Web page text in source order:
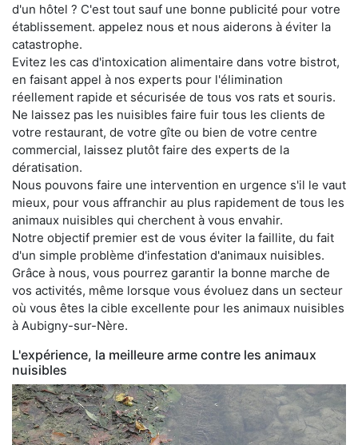
d'un hôtel ? C'est tout sauf une bonne publicité pour votre
établissement. appelez nous et nous aiderons à éviter la
catastrophe.
Evitez les cas d'intoxication alimentaire dans votre bistrot,
en faisant appel à nos experts pour l'élimination
réellement rapide et sécurisée de tous vos rats et souris.
Ne laissez pas les nuisibles faire fuir tous les clients de
votre restaurant, de votre gîte ou bien de votre centre
commercial, laissez plutôt faire des experts de la
dératisation.
Nous pouvons faire une intervention en urgence s'il le vaut
mieux, pour vous affranchir au plus rapidement de tous les
animaux nuisibles qui cherchent à vous envahir.
Notre objectif premier est de vous éviter la faillite, du fait
d'un simple problème d'infestation d'animaux nuisibles.
Grâce à nous, vous pourrez garantir la bonne marche de
vos activités, même lorsque vous évoluez dans un secteur
où vous êtes la cible excellente pour les animaux nuisibles
à Aubigny-sur-Nère.
L'expérience, la meilleure arme contre les animaux
nuisibles